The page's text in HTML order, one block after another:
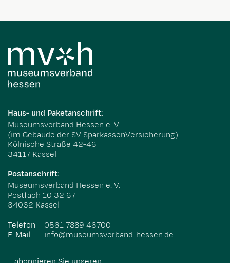
Haus- und Paketanschrift:
Museumsverband Hessen e. V.
(im Gebäude der SV SparkassenVersicherung)
Kölnische Straße 42-46
34117 Kassel
Postanschrift:
Museumsverband Hessen e. V.
Postfach 10 32 67
34032 Kassel
Telefon
0561 7889 46700
E-Mail
info@museumsverband-hessen.de